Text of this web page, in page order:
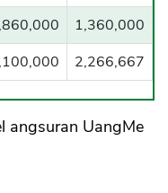
1,360,000
2,266,667
angsuran UangMe